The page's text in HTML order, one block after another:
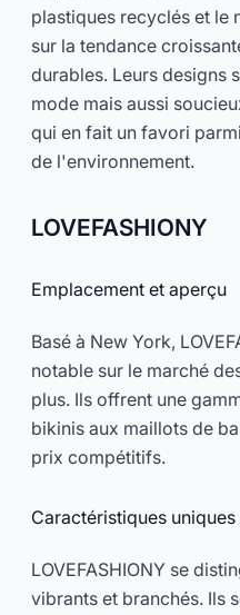
plastiques recyclés et le
sur la tendance
durables. Leurs designs
mode mais aussi
qui en fait un favori
de l'environnement.
LOVEFASHIONY
Emplacement et aperçu
Basé à New York,
notable sur le marché
plus. Ils offrent une
bikinis aux maillots de
prix compétitifs.
Caractéristiques uniques
LOVEFASHIONY se
vibrants et branchés. Ils